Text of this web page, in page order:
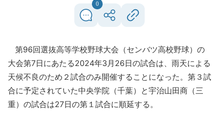
0
第96回選抜高等学校野球大会（センバツ高校野球）の
大会第7日にあたる2024年3月26日の試合は、雨天による
天候不良のため２試合のみ開催することになった。第３試
合に予定されていた中央学院（千葉）と宇治山田商（三
重）の試合は27日の第１試合に順延する。